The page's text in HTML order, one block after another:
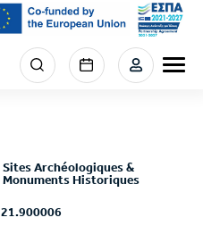
Menu
section
Sites Archéologiques &
Monuments Historiques